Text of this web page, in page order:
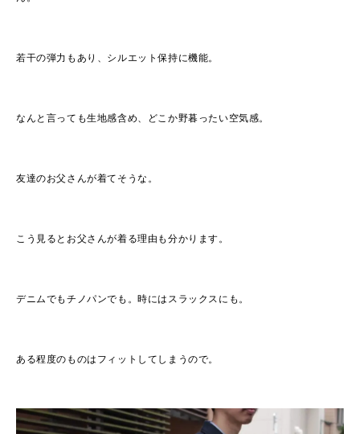
若干の弾力もあり、シルエット保持に機能。
なんと言っても生地感含め、どこか野暮ったい空気感。
友達のお父さんが着てそうな。
こう見るとお父さんが着る理由も分かります。
デニムでもチノパンでも。時にはスラックスにも。
ある程度のものはフィットしてしまうので。